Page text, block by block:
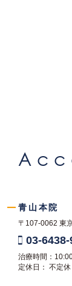
青山本院
〒107-0062 東
03-
治療時間：
定休日： 不定休